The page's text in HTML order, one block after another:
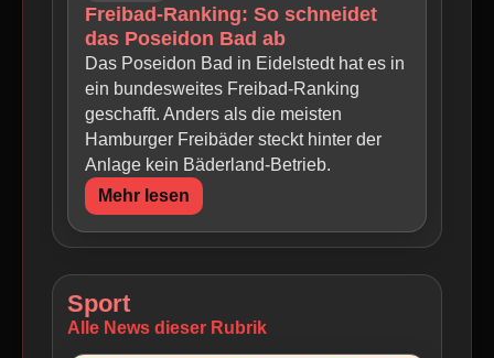
Freibad-Ranking: So schneidet
das Poseidon Bad ab
Das Poseidon Bad in Eidelstedt hat es in
ein bundesweites Freibad-Ranking
geschafft. Anders als die meisten
Hamburger Freibäder steckt hinter der
Anlage kein Bäderland-Betrieb.
Mehr lesen
Sport
Alle News dieser Rubrik